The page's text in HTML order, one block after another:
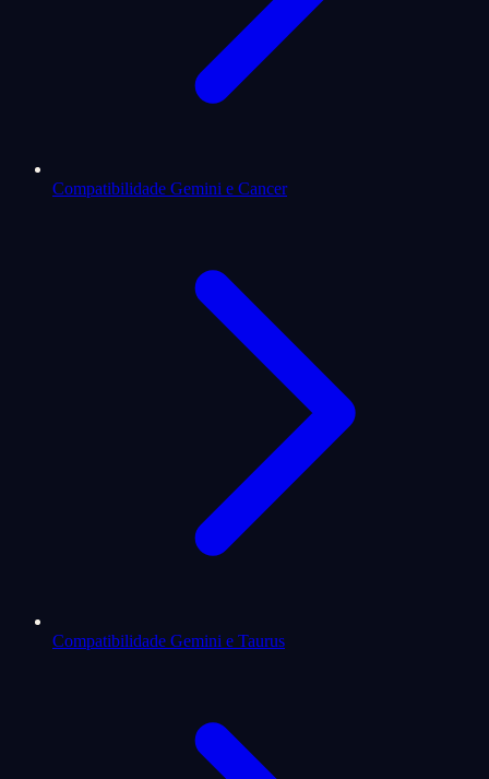
Compatibilidade Gemini e Cancer
Compatibilidade Gemini e Taurus